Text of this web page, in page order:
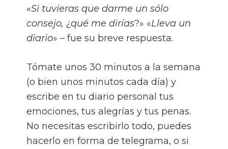
«Si tuvieras que darme un sólo
consejo, ¿qué me dirías?» «Lleva un
diario» – fue su breve respuesta.
Tómate unos 30 minutos a la semana
(o bien unos minutos cada día) y
escribe en tu diario personal tus
emociones, tus alegrías y tus penas.
No necesitas escribirlo todo, puedes
hacerlo en forma de telegrama, o si